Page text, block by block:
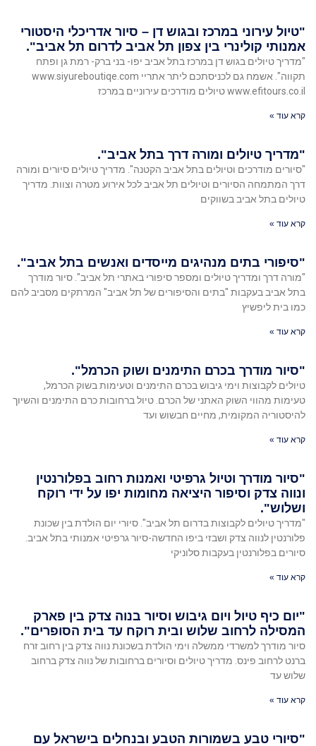
"טיול עירוני במרכז ובגוש דן – סיור אדריכלי היסטורי
אמנותי קולינרי בין צפון תל אביב לדרום תל אביב".
"מדריך טיולים בגוש דן במרכז בתל אביב יפו- בני ברק- רמת גן ופתח
תקווה". אשמח גם לכניסתכם ליתר אתריי www.siyureboutiqe.com
www.efitours.co.il טיולים מודרכים עירוניים במרכז
קרא עוד »
"מדריך טיולים ומורה דרך בתל אביב".
"סיורים מודרכים וטיולים בתל אביב הקטנה". מדריך טיולים סיורים ומורה
דרך המתמחה הסיורים וטיולים תל אביב לכל אירוע מטרה וצוות. מדריך
טיולים בתל אביב בשווקים
קרא עוד »
"סיפורי בתים מנהיגים מייסדים ואנשים בתל אביב".
"מורה דרך ומדריך טיולים ומספר סיפורי באתרי תל אביב". סיור מודרך
בתל אביב בעקבות "בתים והסיפורים של תל אביב" המרתקים מסביב להם
כמו בית ליפשיץ
קרא עוד »
"סיור מודרך בכרם התימנים ושוק הכרמל".
טיולים לקבוצות וימי גיבוש בכרם התימנים וטעימות בשוק הכרמל,
טעימות מהווי השוק האתני של הכרם. טיול ברחובות כרם התימנים והשיוך
להיסטוריה המקומית, מחיים חבשוש ועד
קרא עוד »
"סיור מודרך וטיול גרפיטי ואמנות רחוב בפלורנטין
ונווה צדק וסיפור היציאה מחומות יפו על ידי רוקח
ושלוש".
"מדריך טיולים לקבוצות בדרום תל אביב". סיורי יום הולדת בין שכונת
פלורנטין לנווה צדק ושבזי ביפו החדשה-סיור גרפיטי אמנותי בתל אביב.
סיורים בפלורנטין בעקבות סלוניקי
קרא עוד »
"יום כיף טיול ויום גיבוש וסיור בנוה צדק בין פארק
המסילה לרחוב שלוש ובית רוקח עד בית הסופרים".
סיור מודרך למשרדי ממשלה וימי הולדת בשכונת נווה צדק בין רחוב זרח
ברנט לרחוב פינס. מדריך טיולים וסיורים ברחובות של נווה צדק ברחוב
שלוש עד
קרא עוד »
"סיורי טבע בשמורות הטבע ובנחלים בישראל עם